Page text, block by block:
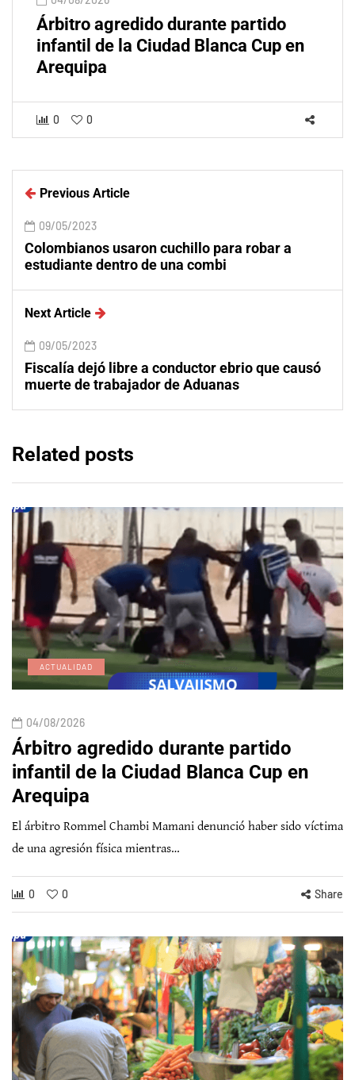
Árbitro agredido durante partido
infantil de la Ciudad Blanca Cup en
Arequipa
0 0
Previous Article
09/05/2023
Colombianos usaron cuchillo para robar a
estudiante dentro de una combi
Next Article
09/05/2023
Fiscalía dejó libre a conductor ebrio que causó
muerte de trabajador de Aduanas
Related posts
ACTUALIDAD
04/08/2026
Árbitro agredido durante partido
infantil de la Ciudad Blanca Cup en
Arequipa
El árbitro Rommel Chambi Mamani denunció haber sido víctima
de una agresión física mientras…
0 0 Share